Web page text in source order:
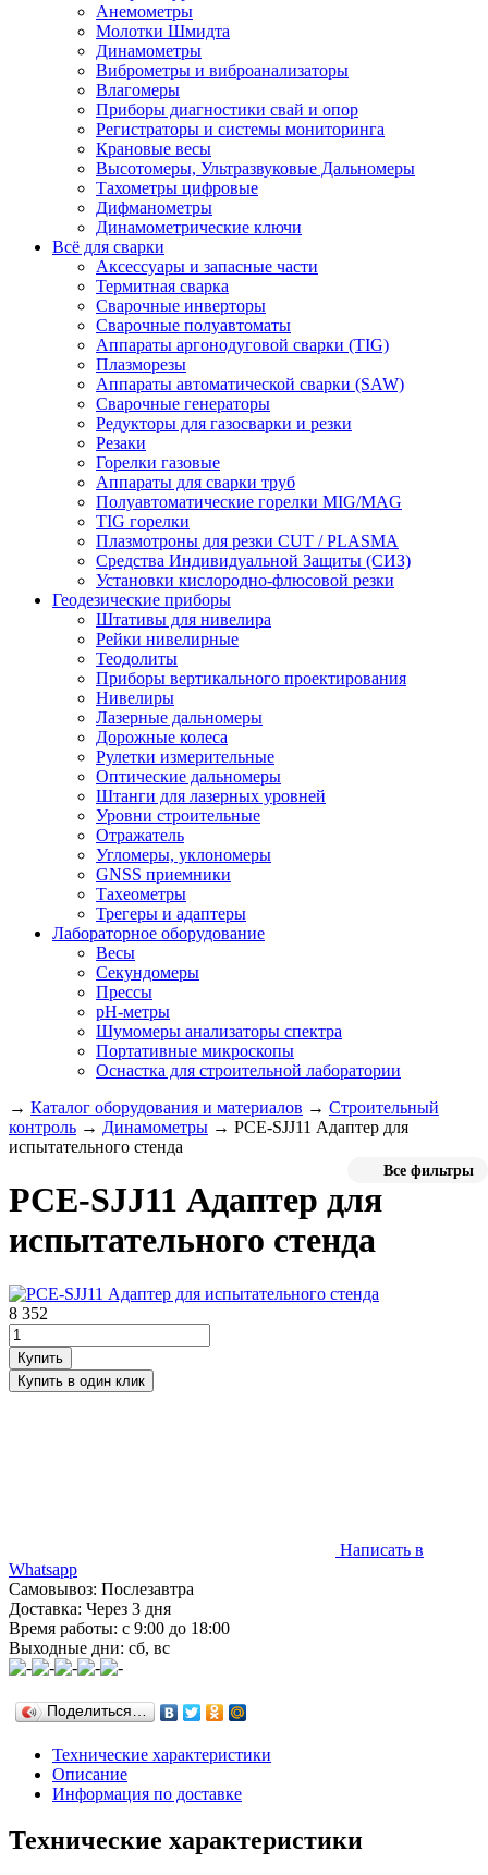
Анемометры
Молотки Шмидта
Динамометры
Виброметры и виброанализаторы
Влагомеры
Приборы диагностики свай и опор
Регистраторы и системы мониторинга
Крановые весы
Высотомеры, Ультразвуковые Дальномеры
Тахометры цифровые
Дифманометры
Динамометрические ключи
Всё для сварки
Аксессуары и запасные части
Термитная сварка
Сварочные инверторы
Сварочные полуавтоматы
Аппараты аргонодуговой сварки (TIG)
Плазморезы
Аппараты автоматической сварки (SAW)
Сварочные генераторы
Редукторы для газосварки и резки
Резаки
Горелки газовые
Аппараты для сварки труб
Полуавтоматические горелки MIG/MAG
TIG горелки
Плазмотроны для резки CUT / PLASMA
Средства Индивидуальной Защиты (СИЗ)
Установки кислородно-флюсовой резки
Геодезические приборы
Штативы для нивелира
Рейки нивелирные
Теодолиты
Приборы вертикального проектирования
Нивелиры
Лазерные дальномеры
Дорожные колеса
Рулетки измерительные
Оптические дальномеры
Штанги для лазерных уровней
Уровни строительные
Отражатель
Угломеры, уклономеры
GNSS приемники
Тахеометры
Трегеры и адаптеры
Лабораторное оборудование
Весы
Секундомеры
Прессы
pH-метры
Шумомеры анализаторы спектра
Портативные микроскопы
Оснастка для строительной лаборатории
→ Каталог оборудования и материалов → Строительный
контроль → Динамометры → PCE-SJJ11 Адаптер для
испытательного стенда
Все фильтры
PCE-SJJ11 Адаптер для
испытательного стенда
8 352
Написать в
Whatsapp
Самовывоз: Послезавтра
Доставка: Через 3 дня
Время работы: с 9:00 до 18:00
Выходные дни: сб, вс
Поделиться…
Технические характеристики
Описание
Информация по доставке
Технические характеристики